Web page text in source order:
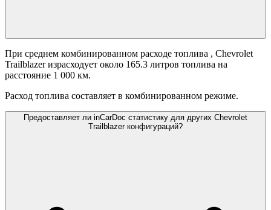
При среднем комбинированном расходе топлива , Chevrolet
Trailblazer израсходует около 165.3 литров топлива на
расстояние 1 000 км.
Расход топлива составляет в комбинированном режиме.
Предоставляет ли inCarDoc статистику для других Chevrolet
Trailblazer конфигураций?